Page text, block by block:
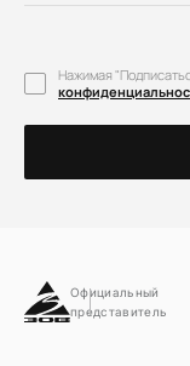
Нажимая
Официальный
представитель